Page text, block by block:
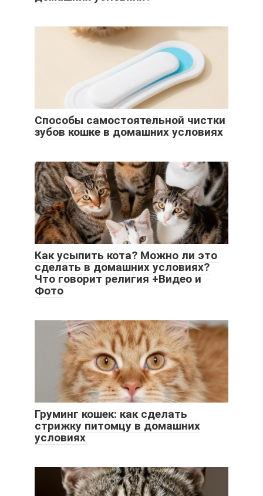
Способы самостоятельной чистки
зубов кошке в домашних условиях
Как усыпить кота? Можно ли это
сделать в домашних условиях?
Что говорит религия +Видео и
Фото
Груминг кошек: как сделать
стрижку питомцу в домашних
условиях